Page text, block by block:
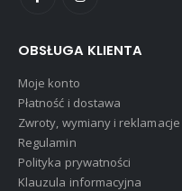
OBSŁUGA KLIENTA
Moje konto
Płatność i dostawa
Zwroty, wymiany i reklamacje
Regulamin
Polityka prywatności
Klauzula informacyjna